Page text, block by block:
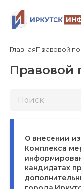
ГлавнаяПравовой
Правовой
О внесении
Комплекса
кандидатах